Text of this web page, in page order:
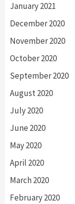
January 2021
December 2020
November 2020
October 2020
September 2020
August 2020
July 2020
June 2020
May 2020
April 2020
March 2020
February 2020